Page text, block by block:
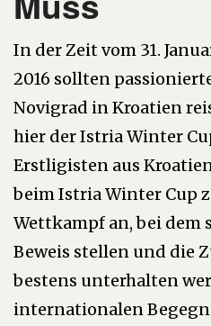
In der Zeit vom 31.
2016 sollten
Novigrad in Kroatien
hier der Istria Winter
Erstligisten aus
beim Istria Winter Cup
Wettkampf an, bei dem
Beweis stellen und die
bestens unterhalten
internationalen